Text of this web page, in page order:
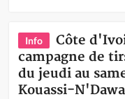
Info
Côte
campagne de
du jeudi au
Kouassi-